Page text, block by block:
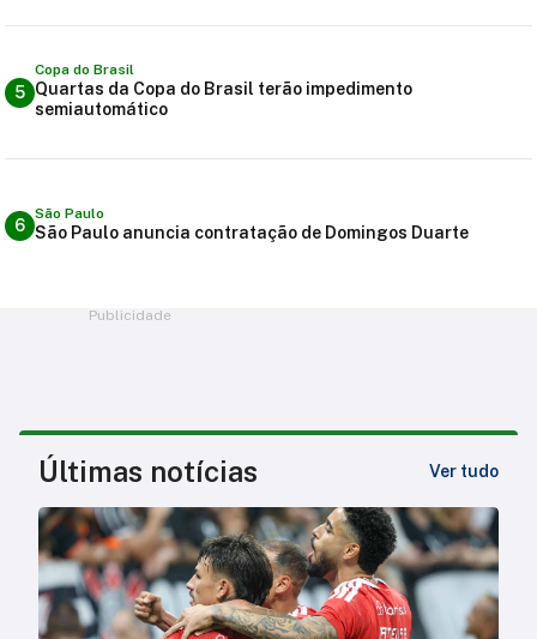
5
Copa do Brasil
Quartas da Copa do Brasil terão impedimento
semiautomático
6
São Paulo
São Paulo anuncia contratação de Domingos Duarte
Publicidade
Últimas notícias Ver tudo